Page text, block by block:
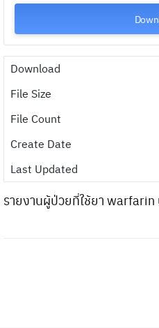
Download
File Size
File Count
Create Date
Last Updated
รายงานผู้ป่วยที่ใช้ยา warfarin